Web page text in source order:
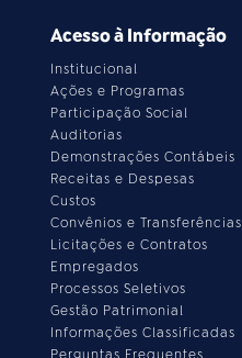
Acesso à Informação
Institucional
Ações e Programas
Participação Social
Auditorias
Demonstrações Contábeis
Receitas e Despesas
Custos
Convênios e Transferências
Licitações e Contratos
Empregados
Processos Seletivos
Gestão Patrimonial
Informações Classificadas